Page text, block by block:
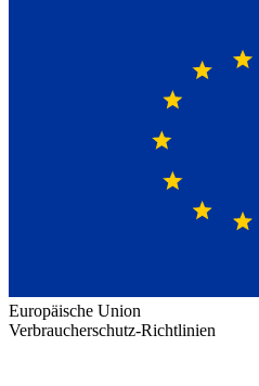
Europäische Union
Verbraucherschutz-Richtlinien